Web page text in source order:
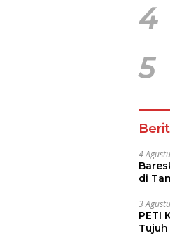
4
5
4
di
3
PETI